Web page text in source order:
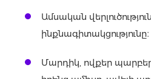
Ամսական
ինքնագիտակցությունը։
Մարդիկ, ովքեր